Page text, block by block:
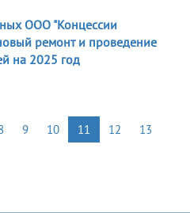
ООО "Концессии
ремонт и проведение
на 2025 год
9 10 11 12
13